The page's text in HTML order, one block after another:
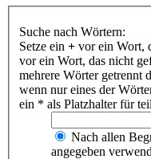
Suche nach Wörtern:
Setze ein + vor ein Wort,
vor ein Wort, das nicht
mehrere Wörter getrennt
wenn nur eines der
ein * als Platzhalter für
Nach allen
angegeben